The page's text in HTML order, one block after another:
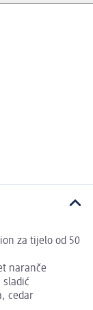
za tijelo od 50
naranče
sladić
cedar